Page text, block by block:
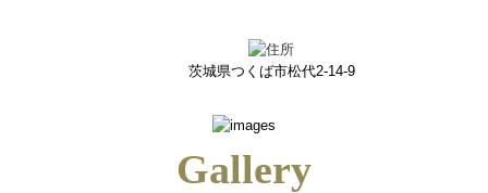
茨城県つくば市松代2-14-9
Gallery